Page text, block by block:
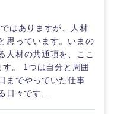
はありますが、人材
思っています。いまの
人材の共通項を、ここ
。 1つは自分と周囲
までやっていた仕事
日々です...